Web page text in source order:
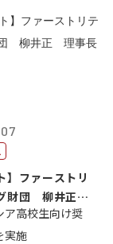
】ファーストリ
財団 柳井正
ア高校生向け奨
実施